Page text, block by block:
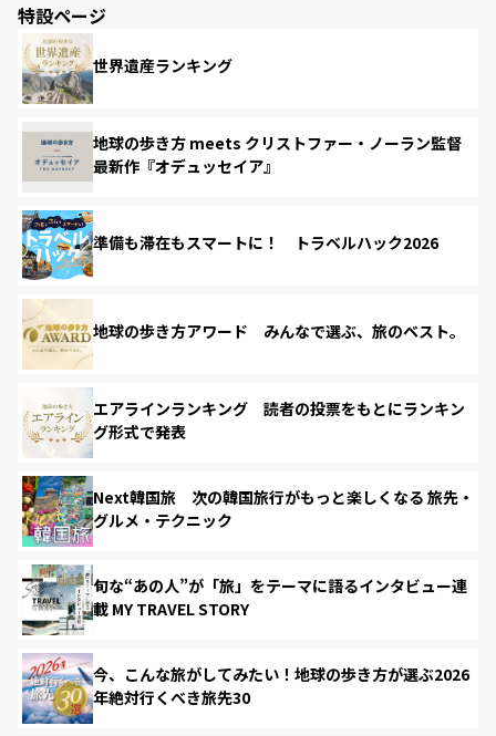
特設ページ
世界遺産ランキング
地球の歩き方 meets クリストファー・ノーラン監督
最新作『オデュッセイア』
準備も滞在もスマートに！ トラベルハック2026
地球の歩き方アワード みんなで選ぶ、旅のベスト。
エアラインランキング 読者の投票をもとにランキン
グ形式で発表
Next韓国旅 次の韓国旅行がもっと楽しくなる 旅先・
グルメ・テクニック
旬な“あの人”が「旅」をテーマに語るインタビュー連
載 MY TRAVEL STORY
今、こんな旅がしてみたい！地球の歩き方が選ぶ2026
年絶対行くべき旅先30